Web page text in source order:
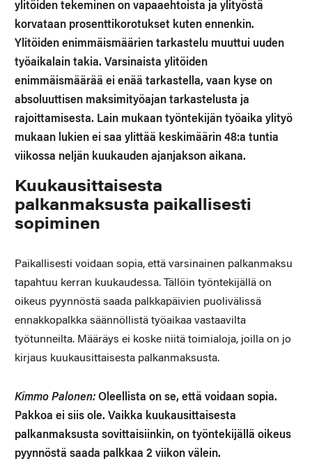
ylitöiden tekeminen on vapaaehtoista ja ylityöstä
korvataan prosenttikorotukset kuten ennenkin.
Ylitöiden enimmäismäärien tarkastelu muuttui uuden
työaikalain takia. Varsinaista ylitöiden
enimmäismäärää ei enää tarkastella, vaan kyse on
absoluuttisen maksimityöajan tarkastelusta ja
rajoittamisesta. Lain mukaan työntekijän työaika ylityö
mukaan lukien ei saa ylittää keskimäärin 48:a tuntia
viikossa neljän kuukauden ajanjakson aikana.
Kuukausittaisesta
palkanmaksusta paikallisesti
sopiminen
Paikallisesti voidaan sopia, että varsinainen palkanmaksu
tapahtuu kerran kuukaudessa. Tällöin työntekijällä on
oikeus pyynnöstä saada palkkapäivien puolivälissä
ennakkopalkka säännöllistä työaikaa vastaavilta
työtunneilta. Määräys ei koske niitä toimialoja, joilla on jo
kirjaus kuukausittaisesta palkanmaksusta.
Kimmo Palonen:Oleellista on se, että voidaan sopia.
Pakkoa ei siis ole. Vaikka kuukausittaisesta
palkanmaksusta sovittaisiinkin, on työntekijällä oikeus
pyynnöstä saada palkkaa 2 viikon välein.